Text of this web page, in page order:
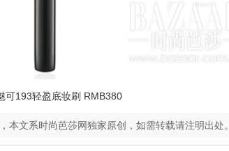
可193轻盈底妆刷 RMB380
本文系时尚芭莎网独家原创，如需转载请注明出处。